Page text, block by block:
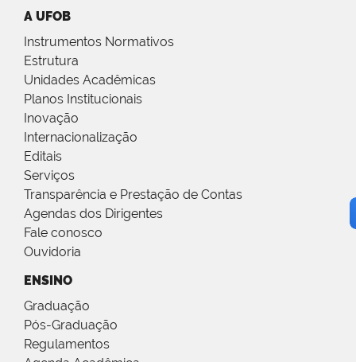
A UFOB
Instrumentos Normativos
Estrutura
Unidades Acadêmicas
Planos Institucionais
Inovação
Internacionalização
Editais
Serviços
Transparência e Prestação de Contas
Agendas dos Dirigentes
Fale conosco
Ouvidoria
ENSINO
Graduação
Pós-Graduação
Regulamentos